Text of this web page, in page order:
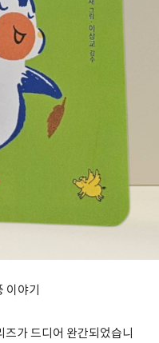
야기
가 드디어 완간되었습니